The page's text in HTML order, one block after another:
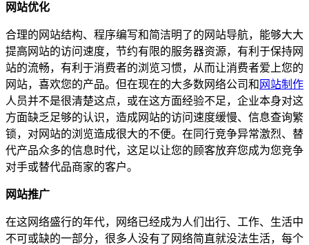
网站优化
合理的网站结构、程序编写和简洁明了的网站导航，能够大大
提高网站的访问速度，节约有限的服务器资源，有利于保持网
站的流畅，有利于消费者的浏览习惯，从而让消费者爱上您的
网站，喜欢您的产品。但在现在的大多数网络公司和 网站制作
人员并不是很清楚这点，或在这方面经验不足，企业本身对这
方面缺乏足够的认识，造成网站的访问速度缓慢、信息查询繁
锁，对网站的浏览造成很大的不便。在同行竞争异常激烈、替
代产品众多的信息时代，这足以让您的顾客放弃您成为您竞争
对手或替代品商家的客户。
网站推广
在这网络盛行的年代，网络已经成为人们出行、工作、生活中
不可或缺的一部分，很多人没有了网络简直就没法生活，每个